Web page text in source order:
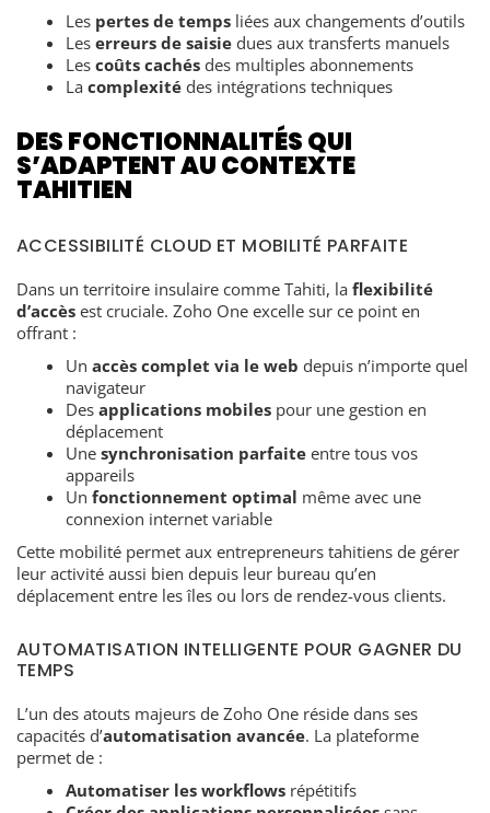
Les pertes de temps liées aux changements d’outils
Les erreurs de saisie dues aux transferts manuels
Les coûts cachés des multiples abonnements
La complexité des intégrations techniques
DES FONCTIONNALITÉS QUI
S’ADAPTENT AU CONTEXTE
TAHITIEN
ACCESSIBILITÉ CLOUD ET MOBILITÉ PARFAITE
Dans un territoire insulaire comme Tahiti, la flexibilité
d’accès est cruciale. Zoho One excelle sur ce point en
offrant :
Un accès complet via le web depuis n’importe quel
navigateur
Des applications mobiles pour une gestion en
déplacement
Une synchronisation parfaite entre tous vos
appareils
Un fonctionnement optimal même avec une
connexion internet variable
Cette mobilité permet aux entrepreneurs tahitiens de gérer
leur activité aussi bien depuis leur bureau qu’en
déplacement entre les îles ou lors de rendez-vous clients.
AUTOMATISATION INTELLIGENTE POUR GAGNER DU
TEMPS
L’un des atouts majeurs de Zoho One réside dans ses
capacités d’automatisation avancée. La plateforme
permet de :
Automatiser les workflows répétitifs